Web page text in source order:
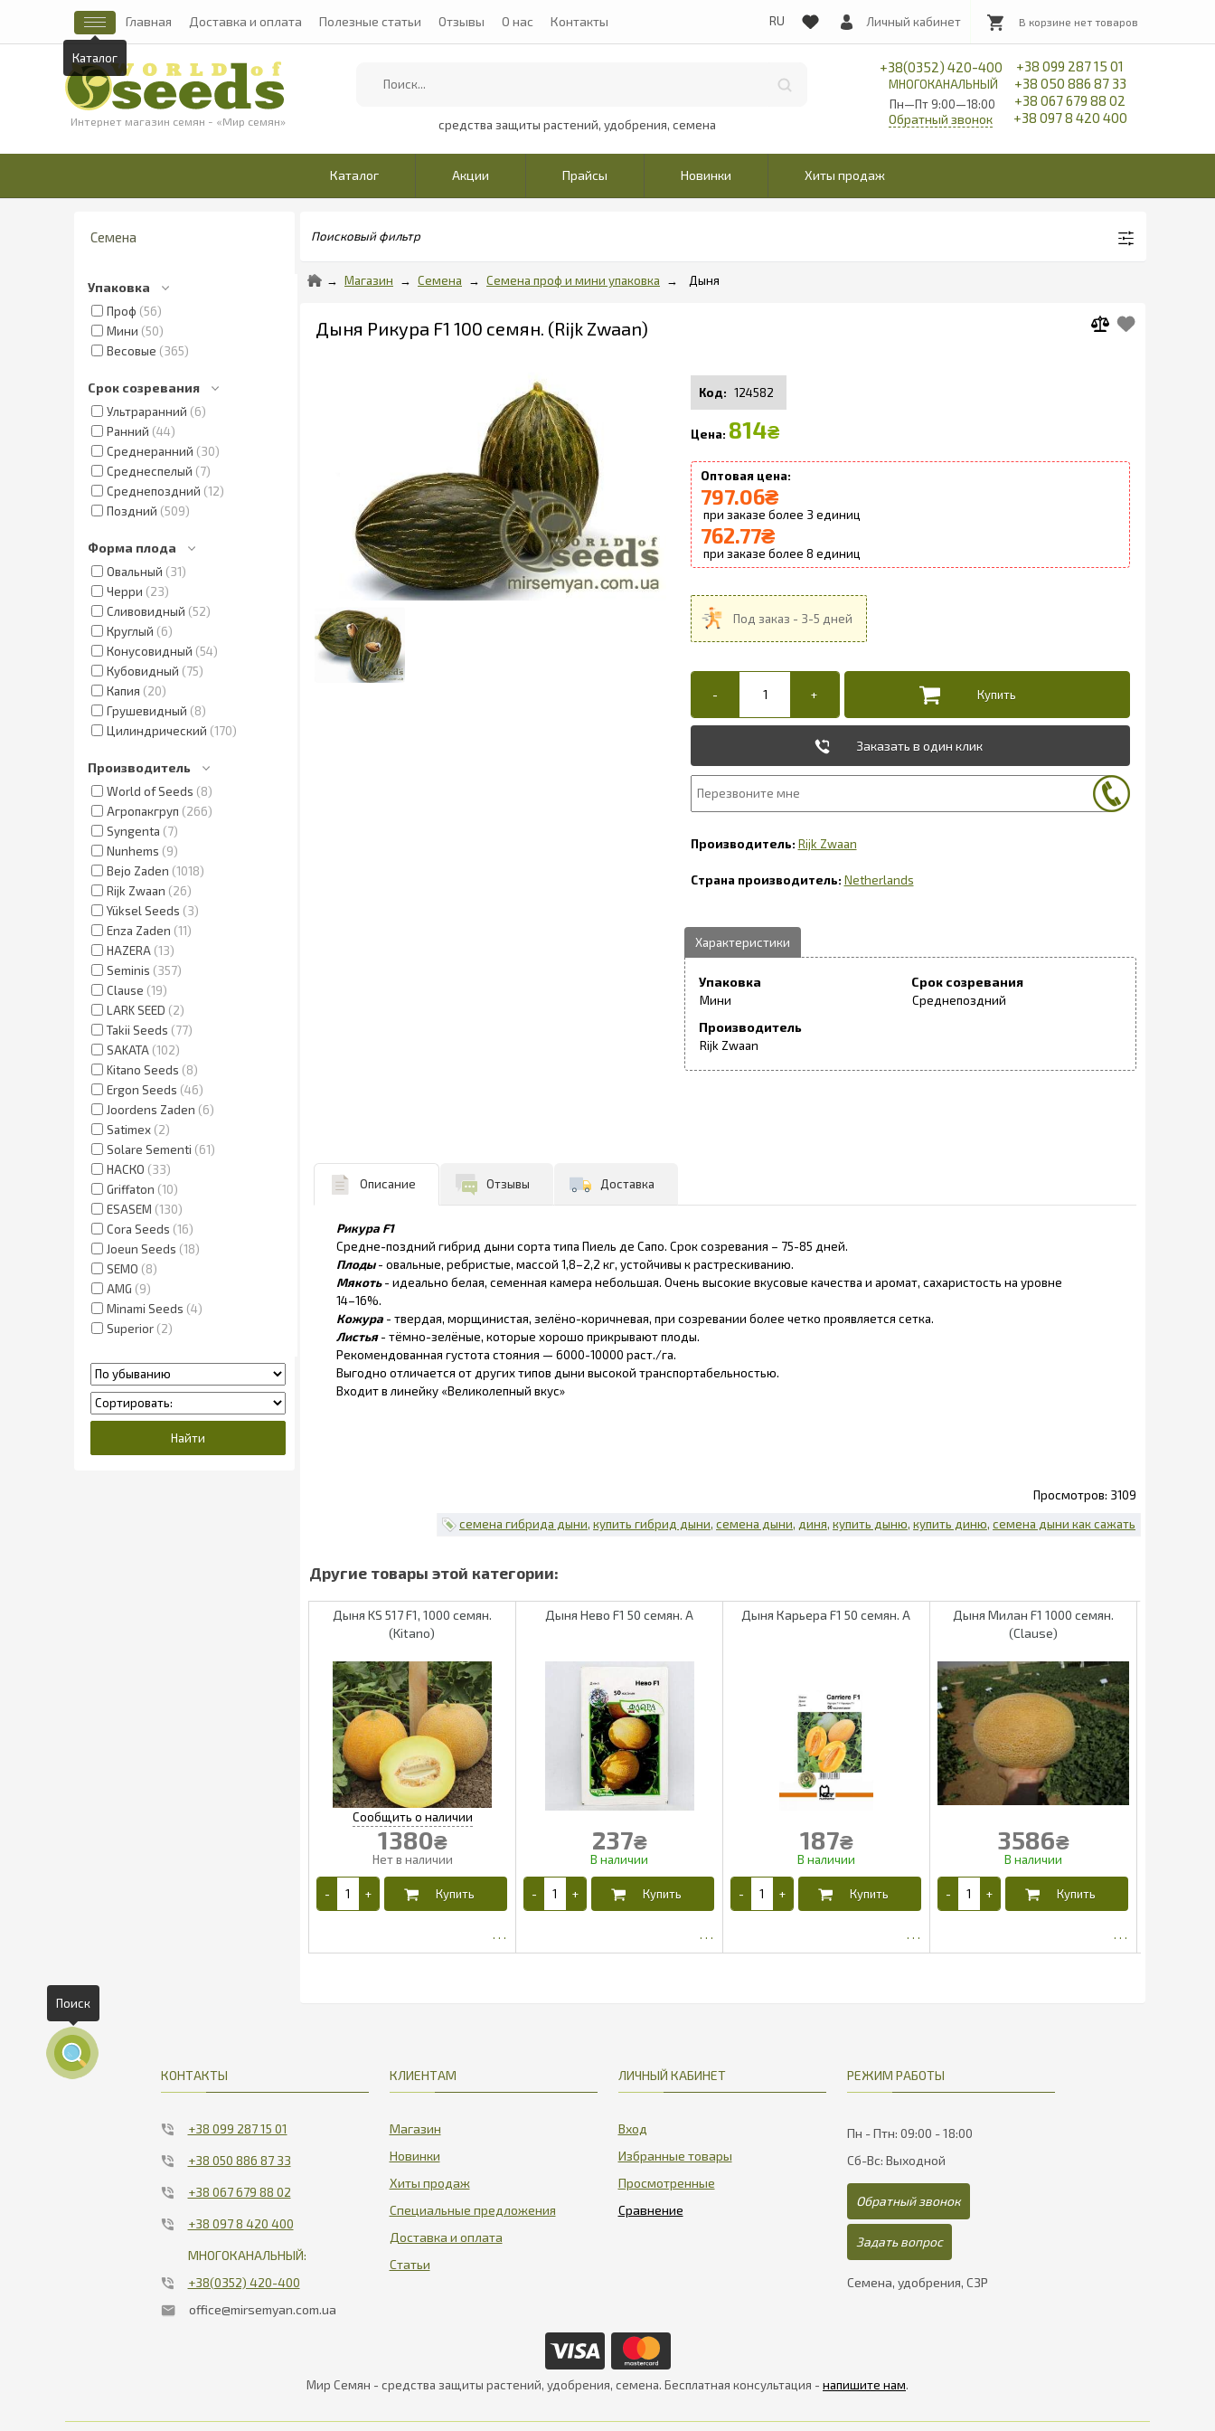
Каталог
Главная Доставка и оплата Полезные статьи Отзывы О нас Контакты Личный кабинет
Интернет магазин семян - «Мир семян» средства защиты растений, удобрения, семена
+38(0352) 420-400
МНОГОКАНАЛЬНЫЙ
Пн—Пт 9:00—18:00
+38 099 287 15 01
+38 050 886 87 33
+38 067 679 88 02
+38 097 8 420 400
Обратный звонок
Каталог Акции Прайсы Новинки Хиты продаж
Семена
Упаковка
Проф
56
Мини
50
Весовые
365
Срок созревания
Ультраранний
6
Ранний 44
Среднеранний
30
Среднеспелый
7
Среднепоздний 12
Поздний
509
Форма плода
Овальный
31
Черри
23
Сливовидный
52
Круглый
6
Конусовидный
54
Кубовидный
75
Капия
20
Грушевидный
8
Цилиндрический 170
Производитель
World of Seeds
8
Агропакгруп
266
Syngenta
7
Nunhems
9
Bejo Zaden 1018
Rijk Zwaan
26
Yüksel Seeds
3
Enza Zaden 11
HAZERA 13
Seminis
357
Clause 19
LARK SEED
2
Takii Seeds
77
SAKATA 102
Kitano Seeds
8
Ergon Seeds 46
Joordens Zaden
6
Satimex 2
Solare Sementi
61
НАСКО
33
Griffaton 10
ESASEM 130
Cora Seeds 16
Joeun Seeds 18
SEMO
8
AMG
9
Minami Seeds 4
Superior 2
Поисковый фильтр
Магазин Семена Семена проф и мини упаковка Дыня
Дыня Рикура F1 100 семян. (Rijk Zwaan)
124582
814₴
797.06₴
3
762.77₴
8
Заказать в один клик
Rijk Zwaan
Netherlands
Упаковка
Мини
Срок созревания
Среднепоздний
Производитель
Rijk Zwaan
Описание Отзывы Доставка
Рикура F1
Средне-поздний гибрид дыни сорта типа Пиель де Сапо. Срок созревания – 75-85 дней.
Плоды - овальные, ребристые, массой 1,8–2,2 кг, устойчивы к растрескиванию.
Мякоть- идеально белая, семенная камера небольшая. Очень высокие вкусовые качества и аромат, сахаристость на уровне
14–16%.
Кожура - твердая, морщинистая, зелёно-коричневая, при созревании более четко проявляется сетка.
Листья- тёмно-зелёные, которые хорошо прикрывают плоды.
Рекомендованная густота стояния — 6000-10000 раст./га.
Выгодно отличается от других типов дыни высокой транспортабельностью.
Входит в линейку «Великолепный вкус»
3109
семена гибрида дыни купить гибрид дыни семена дыни диня купить дыню купить диню семена дыни как сажать
Дыня KS 517 F1, 1000 семян.
(Kitano)
1380₴
Дыня Нево F1 50 семян. А
237₴
Дыня Карьера F1 50 семян. А
187₴
Дыня Милан F1 1000 семян.
(Clause)
3586₴
КОНТАКТЫ
+38 099 287 15 01
+38 050 886 87 33
+38 067 679 88 02
+38 097 8 420 400
МНОГОКАНАЛЬНЫЙ:
+38(0352) 420-400
office@mirsemyan.com.ua
КЛИЕНТАМ
Магазин
Новинки
Хиты продаж
Специальные предложения
Доставка и оплата
Статьи
ЛИЧНЫЙ КАБИНЕТ
Вход
Избранные товары
Просмотренные
РЕЖИМ РАБОТЫ
Пн - Птн: 09:00 - 18:00
Сб-Вс: Выходной
Обратный звонок
Задать вопрос
Семена, удобрения, СЗР
Мир Семян - средства защиты растений, удобрения, семена. Бесплатная консультация - напишите нам.
Поиск